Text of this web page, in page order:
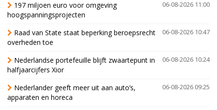
06-08-2026 11:00
197 miljoen euro voor omgeving
hoogspanningsprojecten
06-08-2026 10:47
Raad van State staat beperking beroepsrecht
overheden toe
06-08-2026 10:24
Nederlandse portefeuille blijft zwaartepunt in
halfjaarcijfers Xior
06-08-2026 09:25
Nederlander geeft meer uit aan auto’s,
apparaten en horeca